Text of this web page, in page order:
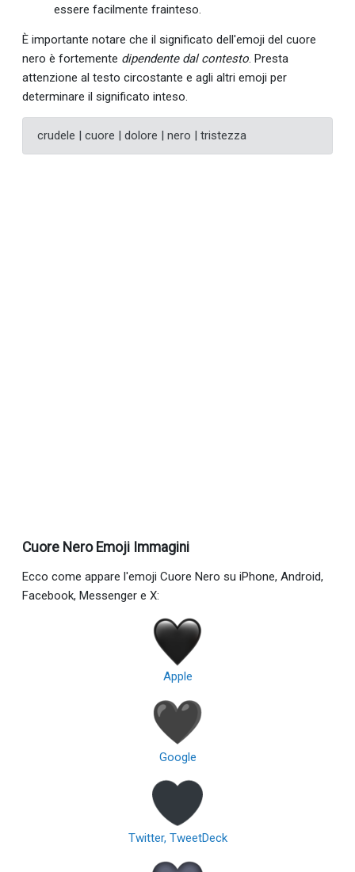
essere facilmente frainteso.
È importante notare che il significato dell'emoji del cuore
nero è fortemente dipendente dal contesto. Presta
attenzione al testo circostante e agli altri emoji per
determinare il significato inteso.
crudele | cuore | dolore | nero | tristezza
Cuore Nero Emoji Immagini
Ecco come appare l'emoji Cuore Nero su iPhone, Android,
Facebook, Messenger e X:
Apple
Google
Twitter, TweetDeck